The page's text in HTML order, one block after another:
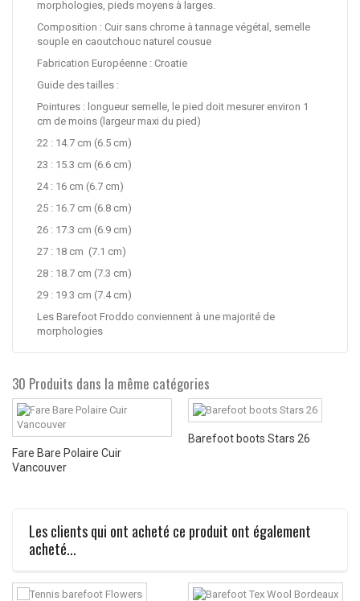
morphologies, pieds moyens à larges.
Composition : Cuir sans chrome à tannage végétal, semelle
souple en caoutchouc naturel cousue
Fabrication Européenne : Croatie
Guide des tailles :
Pointures : longueur semelle, le pied doit mesurer environ 1
cm de moins (largeur maxi du pied)
22 : 14.7 cm (6.5 cm)
23 : 15.3 cm (6.6 cm)
24 : 16 cm (6.7 cm)
25 : 16.7 cm (6.8 cm)
26 : 17.3 cm (6.9 cm)
27 : 18 cm (7.1 cm)
28 : 18.7 cm (7.3 cm)
29 : 19.3 cm (7.4 cm)
Les Barefoot Froddo conviennent à une majorité de
morphologies
30 Produits dans la même catégories
Fare Bare Polaire Cuir
Vancouver
Barefoot boots Stars 26
Les clients qui ont acheté ce produit ont également
acheté...